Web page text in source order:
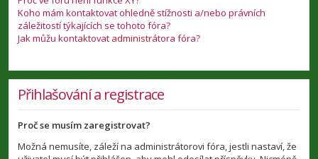
Koho mám kontaktovat ohledně stížnosti a/nebo právních
záležitostí týkajících se tohoto fóra?
Jak můžu kontaktovat administrátora fóra?
Přihlašování a registrace
Proč se musím zaregistrovat?
Možná nemusíte, záleží na administrátorovi fóra, jestli nastaví, že